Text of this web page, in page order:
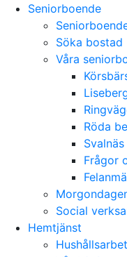
Seniorboende
Söka bostad
Våra
Röda
Frågor
Social
Hemtjänst